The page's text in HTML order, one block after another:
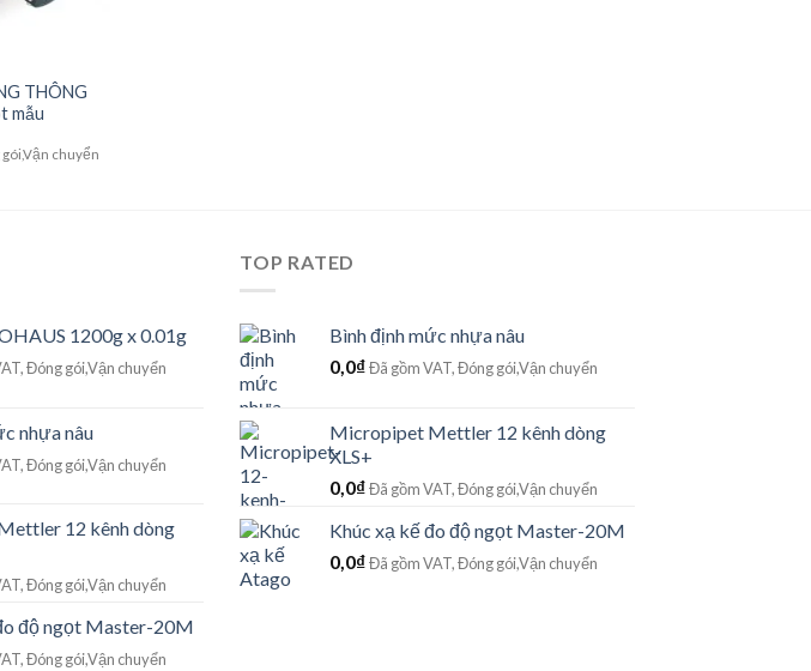
THÔNG
mẫu
gói,Vận chuyển
1200g x 0.01g
Đóng gói,Vận chuyển
nhựa nâu
Đóng gói,Vận chuyển
12 kênh dòng
Đóng gói,Vận chuyển
độ ngọt Master-20M
Đóng gói,Vận chuyển
TOP RATED
Bình định mức nhựa nâu
0,0₫Đã gồm VAT, Đóng gói,Vận chuyển
Micropipet Mettler 12 kênh dòng
XLS+
0,0₫Đã gồm VAT, Đóng gói,Vận chuyển
Khúc xạ kế đo độ ngọt Master-20M
0,0₫Đã gồm VAT, Đóng gói,Vận chuyển